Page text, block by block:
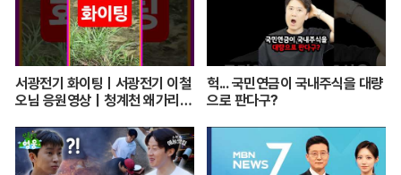
서광전기 화이팅ㅣ서광전기 이철
오님 응원영상｜청계천 왜가리의
헉... 국민연금이 국내주식을 대량
으로 판다구?